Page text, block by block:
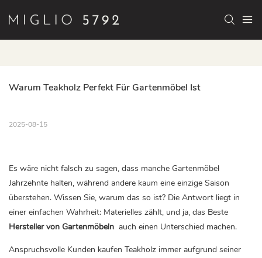
Warum Teakholz Perfekt Für Gartenmöbel Ist
2025-08-15
Es wäre nicht falsch zu sagen, dass manche Gartenmöbel
Jahrzehnte halten, während andere kaum eine einzige Saison
überstehen. Wissen Sie, warum das so ist? Die Antwort liegt in
einer einfachen Wahrheit: Materielles zählt, und ja, das Beste
Hersteller von Gartenmöbeln auch einen Unterschied machen.
Anspruchsvolle Kunden kaufen Teakholz immer aufgrund seiner